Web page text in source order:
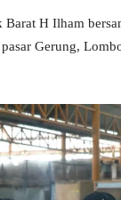
Barat H Ilham
Gerung,